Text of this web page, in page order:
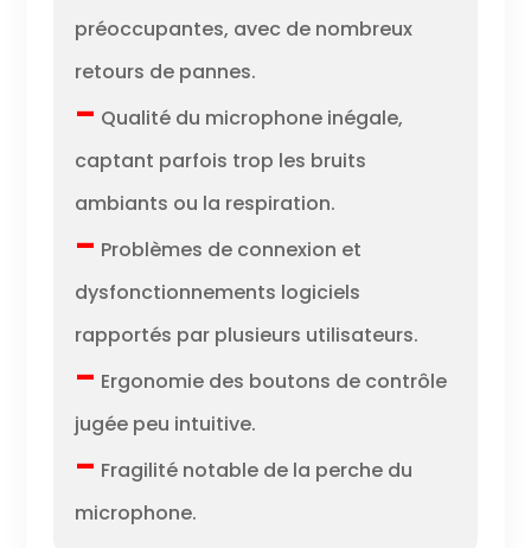
préoccupantes, avec de nombreux
retours de pannes.
– Qualité du microphone inégale,
captant parfois trop les bruits
ambiants ou la respiration.
– Problèmes de connexion et
dysfonctionnements logiciels
rapportés par plusieurs utilisateurs.
– Ergonomie des boutons de contrôle
jugée peu intuitive.
– Fragilité notable de la perche du
microphone.